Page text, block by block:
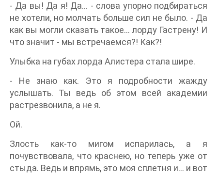
- Да вы! Да я! Да… - слова упорно подбираться
не хотели, но молчать больше сил не было. - Да
как вы могли сказать такое… лорду Гастрену! И
что значит - мы встречаемся?! Как?!
Улыбка на губах лорда Алистера стала шире.
- Не знаю как. Это я подробности жажду
услышать. Ты ведь об этом всей академии
растрезвонила, а не я.
Ой.
Злость как-то мигом испарилась, а я
почувствовала, что краснею, но теперь уже от
стыда. Ведь и впрямь, это моя сплетня и… и вот